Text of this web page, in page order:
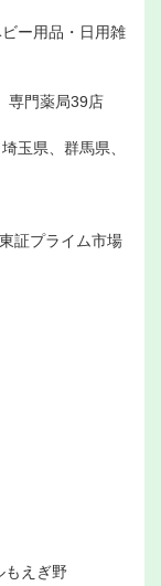
ー用品・日用雑
専門薬局39店
玉県、群馬県、
証プライム市場
もえぎ野